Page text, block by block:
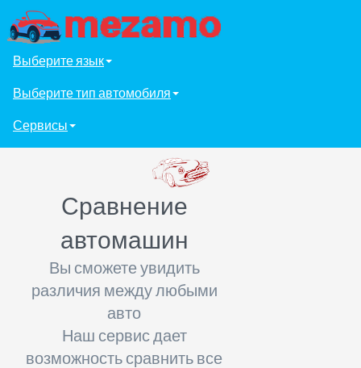
Выберите язык
Выберите тип автомобиля
Сервисы
Сравнение
автомашин
Вы сможете увидить
различия между любыми
авто
Наш сервис дает
возможность сравнить все